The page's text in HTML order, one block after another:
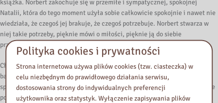
książka. Norbert zakochuje się w przemiłe i sympatycznej, spokojnej
Natalii, która do tego moment użyła sobie całkowicie spokojnie i nawet nie
wiedziała, że czegoś jej brakuje, że czegoś potrzebuje. Norbert stwarza w
niej takie potrzeby, pięknie mówi o miłości, pięknie ją do siebie
przywiązuje, a przy tym jest po prostu oprawcą.
Chcę, żeby spędzała z nim czas w taki sposób, który on wybierze, staje się
bardzo szybko zaborczy, porywczy, manipulujący, no to jest niezwykły
sposób pokazane, odsuwa Natalii od przyjaciółek i wzbudza w niej ogromne
poczucie winy. To, jak pokazane jest tam mechanizm takiego toksycznego
Polityka cookies i prywatności
Strona internetowa używa plików cookies (tzw. ciasteczka) w
celu niezbędnym do prawidłowego działania serwisu,
dostosowania strony do indywidualnych preferencji
użytkownika oraz statystyk. Wyłączenie zapisywania plików